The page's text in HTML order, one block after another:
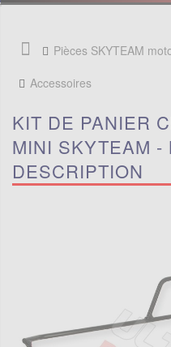
Pièces SKYTEAM
Accessoires
KIT DE PANIER
MINI SKYTEAM -
DESCRIPTION